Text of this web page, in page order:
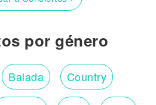
por género
Balada Country